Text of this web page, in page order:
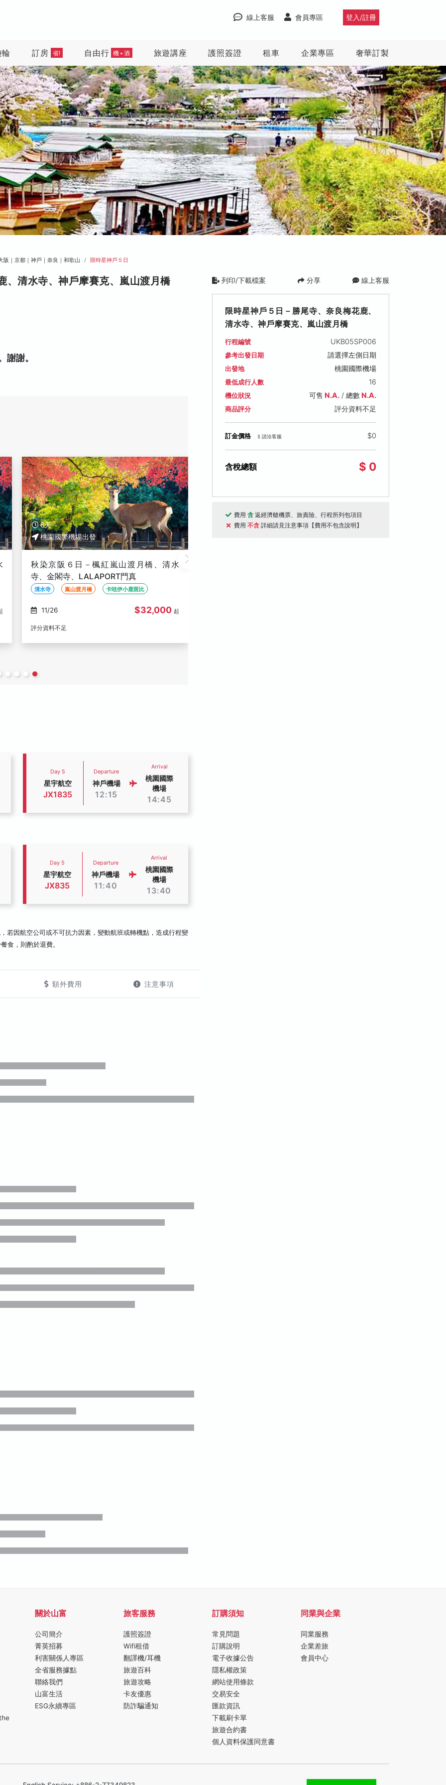
登入/註冊
會員專區
線上客服
訂房 省! 自由行 機+酒 旅遊講座 護照簽證 租車 企業專區 奢華訂製
阪｜京都｜神戶｜奈良｜和歌山 限時星神戶５日
、清水寺、神戶摩賽克、嵐山渡月橋
謝謝。
5天
桃園國際機場出發
享樂神戶‧和服體驗５日～京阪神奈～魚之
棚商店街、浪漫嵐山渡月橋、超人氣奈良
梅花鹿公園
魚之棚商店街 嵐山渡月橋 奈良公園
$28,000 起
評分資料不足
5天
Day 5
星宇航空
JX1835
Departure
神戶機場
12:15
Arrival
桃園國際
機場
14:45
Day 5
星宇航空
JX835
Departure
神戶機場
11:40
Arrival
桃園國際
機場
13:40
若因航空公司或不可抗力因素，變動航班或轉機點，造成行程變
食，則酌於退費。
額外費用 注意事項
列印/下載檔案 分享 線上客服
限時星神戶５日－勝尾寺、奈良梅花鹿、
清水寺、神戶摩賽克、嵐山渡月橋
行程編號 UKB05SP006
參考出發日期 請選擇左側日期
出發地 桃園國際機場
最低成行人數 16
機位狀況 可售 N.A./ 總數N.A.
商品評分 評分資料不足
訂金價格 $ 請洽客服 $0
含稅總額 $ 0
費用 含 返經濟艙機票、旅責險、行程所列包項目
費用 不含 詳細請見注意事項【費用不包含說明】
關於山富
公司簡介
菁英招募
利害關係人專區
全省服務據點
聯絡我們
山富生活
ESG永續專區
旅客服務
護照簽證
Wifi租借
翻譯機/耳機
旅遊百科
旅遊攻略
卡友優惠
防詐騙通知
訂購須知
常見問題
訂購說明
電子收據公告
隱私權政策
網站使用條款
交易安全
匯款資訊
下載刷卡單
旅遊合約書
個人資料保護同意書
同業與企業
同業服務
企業差旅
會員中心